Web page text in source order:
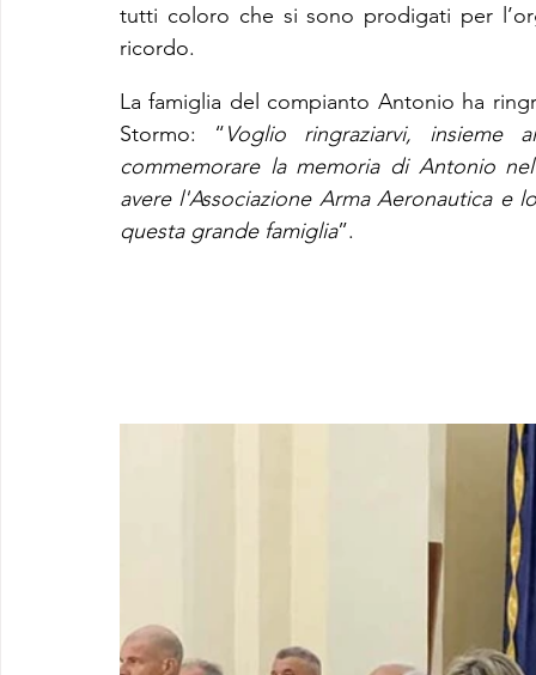
tutti coloro che si sono prodigati per
ricordo.
La famiglia del compianto Antonio ha
Stormo: “Voglio ringraziarvi,
commemorare la memoria di Antonio
avere l'Associazione Arma Aeronautica
questa grande famiglia”.